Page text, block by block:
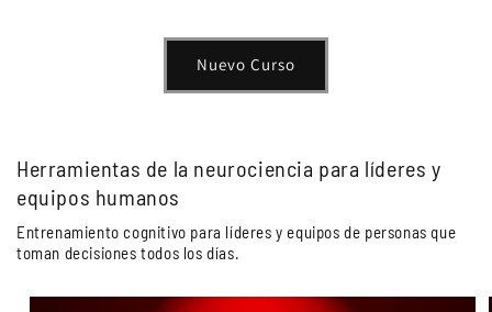
Nuevo Curso
Herramientas de la neurociencia para líderes y
equipos humanos
Entrenamiento cognitivo para líderes y equipos de personas que
toman decisiones todos los días.